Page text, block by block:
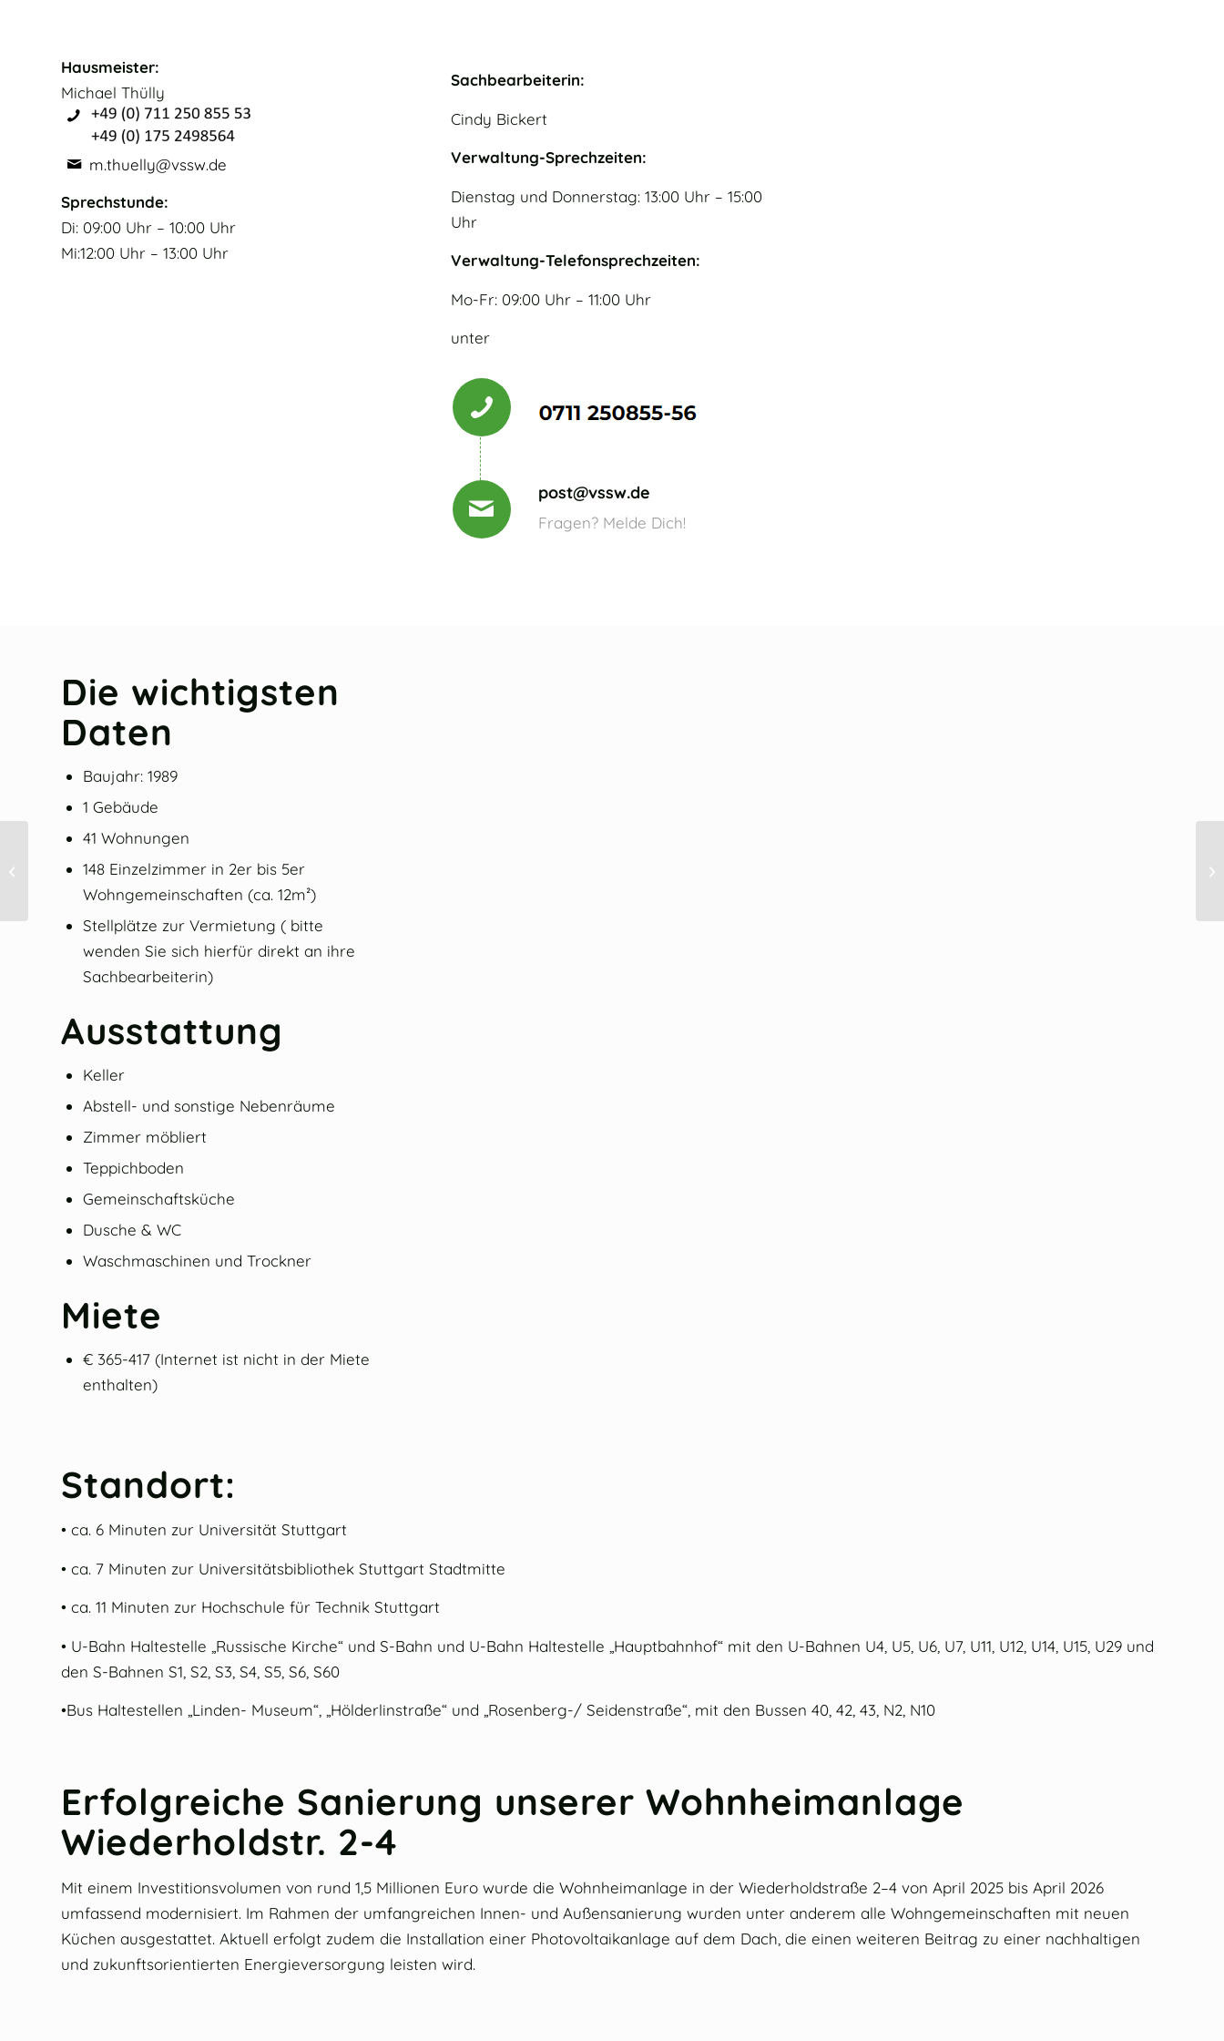
Hausmeister:
Michael Thülly
m.thuelly@vssw.de
Sprechstunde:
Di: 09:00 Uhr – 10:00 Uhr
Mi:12:00 Uhr – 13:00 Uhr
Sachbearbeiterin:
Cindy Bickert
Verwaltung-Sprechzeiten:
Dienstag und Donnerstag: 13:00 Uhr – 15:00
Uhr
Verwaltung-Telefonsprechzeiten:
Mo-Fr: 09:00 Uhr – 11:00 Uhr
unter
post@vssw.de
Fragen? Melde Dich!
Die wichtigsten
Daten
Baujahr: 1989
1 Gebäude
41 Wohnungen
148 Einzelzimmer in 2er bis 5er
Wohngemeinschaften (ca. 12m²)
Stellplätze zur Vermietung ( bitte
wenden Sie sich hierfür direkt an ihre
Sachbearbeiterin)
Ausstattung
Keller
Abstell- und sonstige Nebenräume
Zimmer möbliert
Teppichboden
Gemeinschaftsküche
Dusche & WC
Waschmaschinen und Trockner
Miete
€ 365-417 (Internet ist nicht in der Miete
enthalten)
Standort:
• ca. 6 Minuten zur Universität Stuttgart
• ca. 7 Minuten zur Universitätsbibliothek Stuttgart Stadtmitte
• ca. 11 Minuten zur Hochschule für Technik Stuttgart
• U-Bahn Haltestelle „Russische Kirche“ und S-Bahn und U-Bahn Haltestelle „Hauptbahnhof“ mit den U-Bahnen U4, U5, U6, U7, U11, U12, U14, U15, U29 und
den S-Bahnen S1, S2, S3, S4, S5, S6, S60
•Bus Haltestellen „Linden- Museum“, „Hölderlinstraße“ und „Rosenberg-/ Seidenstraße“, mit den Bussen 40, 42, 43, N2, N10
Erfolgreiche Sanierung unserer Wohnheimanlage
Wiederholdstr. 2-4
Mit einem Investitionsvolumen von rund 1,5 Millionen Euro wurde die Wohnheimanlage in der Wiederholdstraße 2–4 von April 2025 bis April 2026
umfassend modernisiert. Im Rahmen der umfangreichen Innen- und Außensanierung wurden unter anderem alle Wohngemeinschaften mit neuen
Küchen ausgestattet. Aktuell erfolgt zudem die Installation einer Photovoltaikanlage auf dem Dach, die einen weiteren Beitrag zu einer nachhaltigen
und zukunftsorientierten Energieversorgung leisten wird.
Straußäcker I